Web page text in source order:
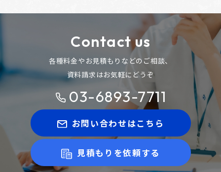
Contact us
各種料金やお見積もりなどのご相談、
資料請求はお気軽にどうぞ
03-6893-7711
お問い合わせはこちら
見積もりを依頼する